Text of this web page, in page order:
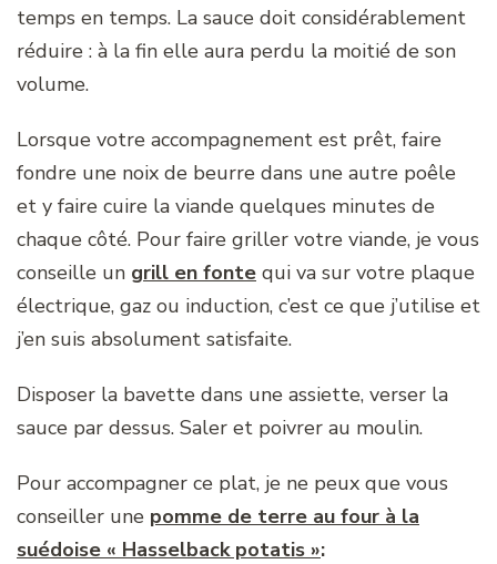
temps en temps. La sauce doit considérablement
réduire : à la fin elle aura perdu la moitié de son
volume.
Lorsque votre accompagnement est prêt, faire
fondre une noix de beurre dans une autre poêle
et y faire cuire la viande quelques minutes de
chaque côté. Pour faire griller votre viande, je vous
conseille un grill en fonte qui va sur votre plaque
électrique, gaz ou induction, c’est ce que j’utilise et
j’en suis absolument satisfaite.
Disposer la bavette dans une assiette, verser la
sauce par dessus. Saler et poivrer au moulin.
Pour accompagner ce plat, je ne peux que vous
conseiller une pomme de terre au four à la
suédoise « Hasselback potatis »: